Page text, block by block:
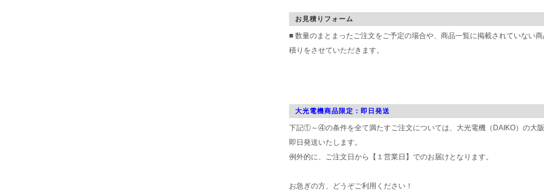
お見積りフォーム
■ 数量のまとまったご注文をご予定の場合や、商品一覧に掲載されていない
積りをさせていただきます。
大光電機商品限定：即日発送
下記①～④の条件を全て満たすご注文については、大光電機（DAIKO）の大
即日発送いたします。
例外的に、ご注文日から【１営業日】でのお届けとなります。
お急ぎの方、どうぞご利用ください！